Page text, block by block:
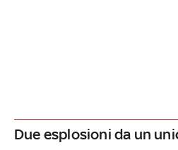
Due esplosioni da un